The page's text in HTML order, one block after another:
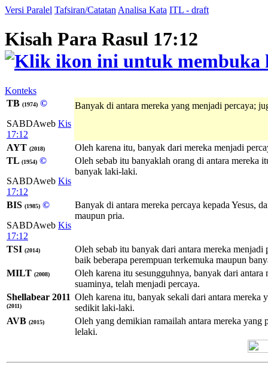
Versi Paralel Tafsiran/Catatan Analisa Kata ITL - draft
Kisah Para Rasul 17:12
Konteks
TB (1974) ©
SABDAweb Kis
17:12
Banyak di antara mereka yang menjadi percaya;
AYT (2018)
Oleh karena itu, banyak dari mereka menjadi
TL (1954) ©
SABDAweb Kis
17:12
Oleh sebab itu banyaklah orang di antara mereka
banyak laki-laki.
BIS (1985) ©
SABDAweb Kis
17:12
Banyak di antara mereka percaya kepada Yesus,
maupun pria.
TSI (2014)
Oleh sebab itu banyak dari antara mereka
baik beberapa perempuan terkemuka maupun
MILT (2008)
Oleh karena itu sesungguhnya, banyak dari
suaminya, telah menjadi percaya.
Shellabear 2011
(2011)
Oleh karena itu, banyak sekali dari antara mereka
sedikit laki-laki.
AVB (2015)
Oleh yang demikian ramailah antara mereka
lelaki.